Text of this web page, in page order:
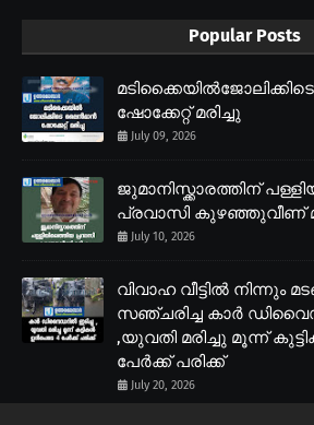
Popular Posts
ഷോക്കേറ്റ് മരിച്ചു
July 09, 2026
ജുമാനിസ്ക്കാരത്തിന്
പ്രവാസി കുഴഞ്ഞുവീണ്
July 10, 2026
വിവാഹ വീട്ടിൽ നിന്നും
സഞ്ചരിച്ച കാർ
,യുവതി മരിച്ചു മൂന്ന്
പേർക്ക് പരിക്ക്
July 20, 2026